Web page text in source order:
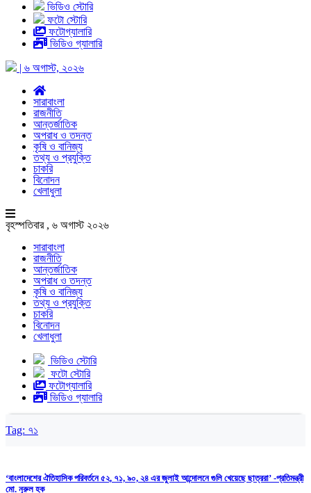
ভিডিও স্টোরি
ফটো স্টোরি
ফটোগ্যালারি
ভিডিও গ্যালারি
| ৬ অগাস্ট, ২০২৬
সারাবাংলা
রাজনীতি
আন্তর্জাতিক
অপরাধ ও তদন্ত
কৃষি ও বানিজ্য
তথ্য ও প্রযুক্তি
চাকরি
বিনোদন
খেলাধুলা
বৃহস্পতিবার , ৬ অগাস্ট ২০২৬
সারাবাংলা
রাজনীতি
আন্তর্জাতিক
অপরাধ ও তদন্ত
কৃষি ও বানিজ্য
তথ্য ও প্রযুক্তি
চাকরি
বিনোদন
খেলাধুলা
ভিডিও স্টোরি
ফটো স্টোরি
ফটোগ্যালারি
ভিডিও গ্যালারি
Tag: ৭১
‘বাংলাদেশের ঐতিহাসিক পরিবর্তনে ৫২, ৭১, ৯০, ২৪ এর জুলাই আন্দোলনে গুলি খেয়েছে ছাত্ররা’ -প্রতিমন্ত্রী
মো. নুরুল হক